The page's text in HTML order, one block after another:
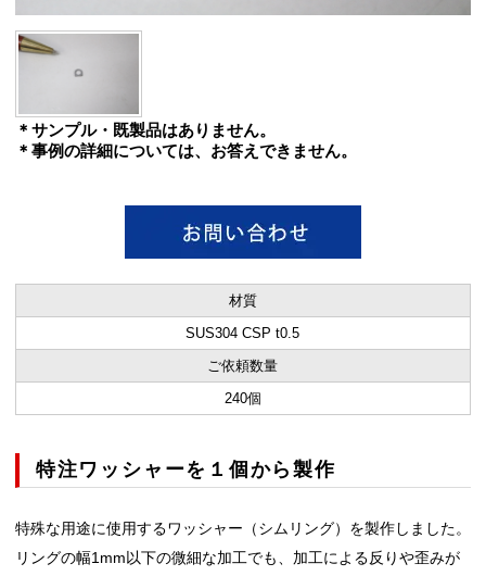
＊サンプル・既製品はありません。
＊事例の詳細については、お答えできません。
材質
SUS304 CSP t0.5
ご依頼数量
240個
特注ワッシャーを１個から製作
特殊な用途に使用するワッシャー（シムリング）を製作しました。
リングの幅1mm以下の微細な加工でも、加工による反りや歪みが